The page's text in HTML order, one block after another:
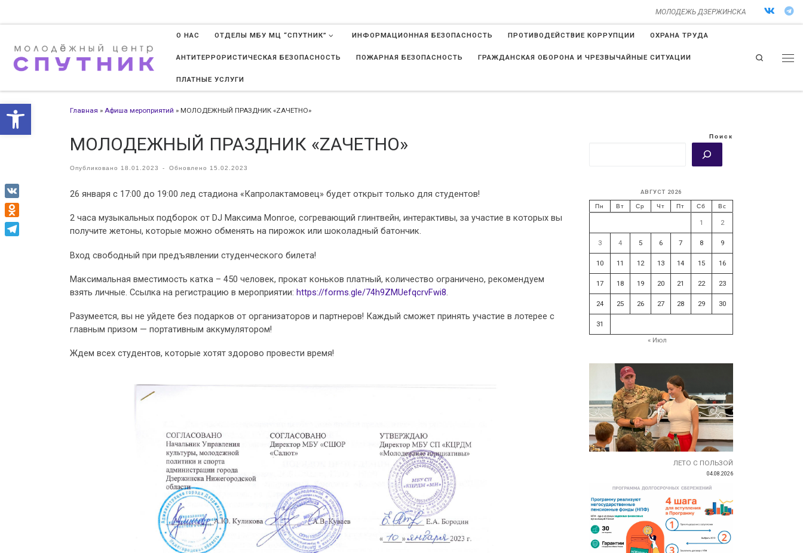
Открыть панель инструментов
МОЛОДЕЖЬ ДЗЕРЖИНСКА
О НАС ОТДЕЛЫ МБУ МЦ “СПУТНИК” ИНФОРМАЦИОННАЯ БЕЗОПАСНОСТЬ ПРОТИВОДЕЙСТВИЕ КОРРУПЦИИ ОХРАНА ТРУДА
АНТИТЕРРОРИСТИЧЕСКАЯ БЕЗОПАСНОСТЬ ПОЖАРНАЯ БЕЗОПАСНОСТЬ ГРАЖДАНСКАЯ ОБОРОНА И ЧРЕЗВЫЧАЙНЫЕ СИТУАЦИИ
ПЛАТНЫЕ УСЛУГИ
Search
Главная » Афиша мероприятий » МОЛОДЕЖНЫЙ ПРАЗДНИК «ZАЧЕТНО»
МОЛОДЕЖНЫЙ ПРАЗДНИК «ZАЧЕТНО»
Опубликовано 18.01.2023 - Обновлено 15.02.2023
26 января с 17:00 до 19:00 лед стадиона «Капролактамовец» будет открыт только для студентов!
2 часа музыкальных подборок от DJ Максима Monroe, согревающий глинтвейн, интерактивы, за участие в которых вы
получите жетоны, которые можно обменять на пирожок или шоколадный батончик.
Вход свободный при предъявлении студенческого билета!
Максимальная вместимость катка – 450 человек, прокат коньков платный, количество ограничено, рекомендуем
взять личные. Ссылка на регистрацию в мероприятии: https://forms.gle/74h9ZMUefqcrvFwi8.
Разумеется, вы не уйдете без подарков от организаторов и партнеров! Каждый сможет принять участие в лотерее с
главным призом — портативным аккумулятором!
Ждем всех студентов, которые хотят здорово провести время!
Поиск
АВГУСТ 2026
Пн Вт Ср Чт Пт Сб Вс
1 2
3 4 5 6 7 8 9
10 11 12 13 14 15 16
17 18 19 20 21 22 23
24 25 26 27 28 29 30
31
« Июл
ЛЕТО С ПОЛЬЗОЙ
04.08.2026
VK
Odnoklassniki